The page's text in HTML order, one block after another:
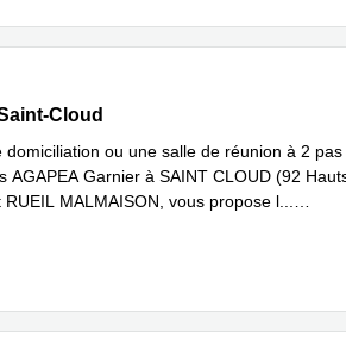
Cloud
Cloud
ou une salle de réunion à 2 pas
AGAPEA Garnier à SAINT CLOUD (92
MALMAISON, vous propose l